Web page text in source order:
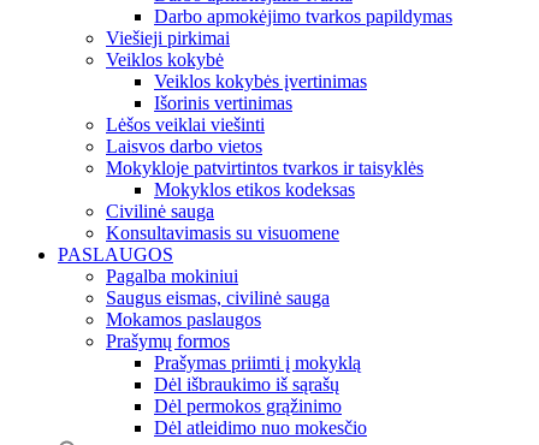
Darbo apmokėjimo tvarkos papildymas
Viešieji pirkimai
Veiklos kokybė
Veiklos kokybės įvertinimas
Išorinis vertinimas
Lėšos veiklai viešinti
Laisvos darbo vietos
Mokykloje patvirtintos tvarkos ir taisyklės
Mokyklos etikos kodeksas
Civilinė sauga
Konsultavimasis su visuomene
PASLAUGOS
Pagalba mokiniui
Saugus eismas, civilinė sauga
Mokamos paslaugos
Prašymų formos
Prašymas priimti į mokyklą
Dėl išbraukimo iš sąrašų
Dėl permokos grąžinimo
Dėl atleidimo nuo mokesčio